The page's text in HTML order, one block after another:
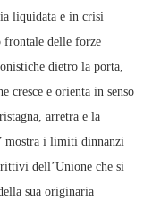
liquidata e in crisi
frontale delle forze
dietro la porta,
cresce e orienta in senso
arretra e la
mostra i limiti dinnanzi
dell’Unione che si
sua originaria